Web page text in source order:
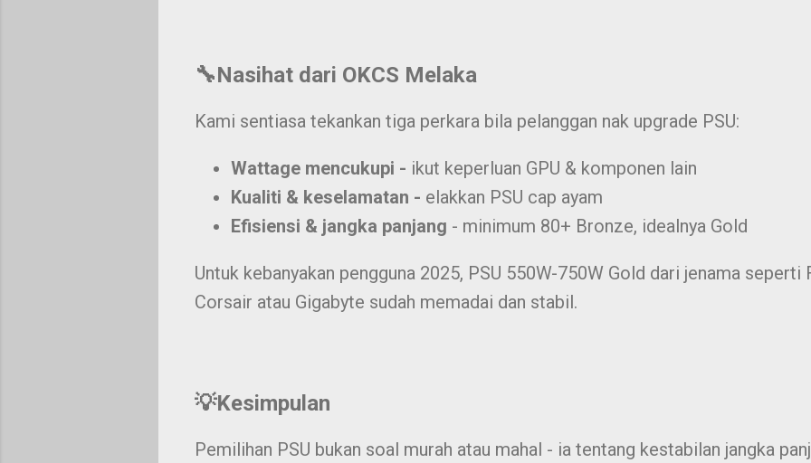
🔧Nasihat dari OKCS Melaka
Kami sentiasa tekankan tiga perkara bila pelanggan nak upgrade PSU:
Wattage mencukupi - ikut keperluan GPU & komponen lain
Kualiti & keselamatan - elakkan PSU cap ayam
Efisiensi & jangka panjang - minimum 80+ Bronze, idealnya Gold
Untuk kebanyakan pengguna 2025, PSU 550W-750W Gold dari jenama seperti
Corsair atau Gigabyte sudah memadai dan stabil.
💡Kesimpulan
Pemilihan PSU bukan soal murah atau mahal - ia tentang kestabilan jangka